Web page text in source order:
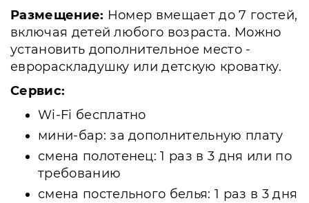
Размещение: Номер вмещает до 7 гостей,
включая детей любого возраста. Можно
установить дополнительное место -
еврораскладушку или детскую кроватку.
Сервис:
Wi-Fi бесплатно
мини-бар: за дополнительную плату
смена полотенец: 1 раз в 3 дня или по
требованию
смена постельного белья: 1 раз в 3 дня